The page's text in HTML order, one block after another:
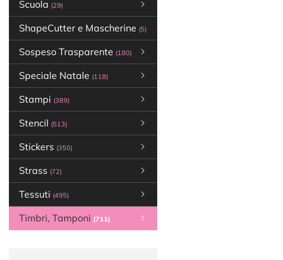
Scuola (29)
ShapeCutter e Mascherine (5)
Sospeso Trasparente (180)
Speciale Natale (118)
Stampi (389)
Stencil (513)
Stickers (350)
Strass (72)
Tessuti (495)
Timbri, Tamponi (711)